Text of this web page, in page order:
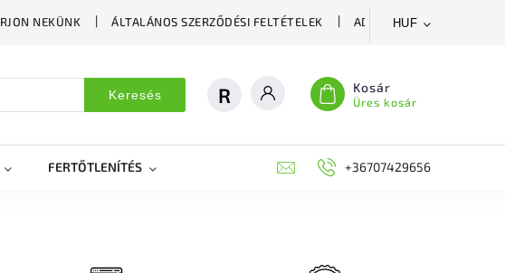
NEKÜNK ÁLTALÁNOS SZERZŐDÉSI FELTÉTELEK ADATVÉDELMI
HUF
Keresés Kosár
Üres kosár
FERTŐTLENÍTÉS DEKORÁCIÓS FALPANEL, MŰNÖVÉNY FAL
+36707429656